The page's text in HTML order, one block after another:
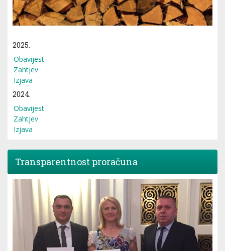
2025.
Obavijest
Zahtjev
Izjava
2024.
Obavijest
Zahtjev
Izjava
Transparentnost proračuna